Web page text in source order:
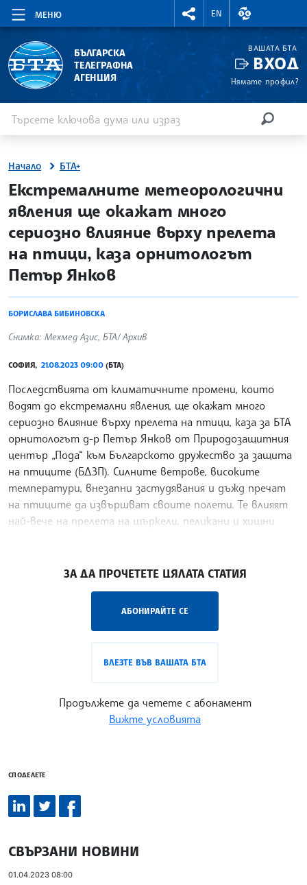
МЕНЮ
RIGHTMENU.SOCIAL
EN
ВАЛУТНИ
БЪЛГАРСКА
ТЕЛЕГРАФНА
АГЕНЦИЯ
ВАШАТА БТА
ВХОД
Нямате профил?
Начало БТА+
site.bta
Екстремалните метеорологични
явления ще окажат много
сериозно влияние върху прелета
на птици, каза орнитологът
Петър Янков
БОРИСЛАВА БИБИНОВСКА
Снимка: Мехмед Азис, БТА/ Архив
СОФИЯ, 21.08.2023 09:00 (БТА)
Последствията от климатичните промени, които
водят до екстремални явления, ще окажат много
сериозно влияние върху прелета на птици, каза за БТА
орнитологът д-р Петър Янков от Природозащитния
център „Пода“ към Българското дружество за защита
на птиците (БДЗП). Силните ветрове, високите
температури, внезапни застудявания и дъжд пречат
на птиците да извършват своите полети. Те влияят
най-вече на прелета на щъркели, пеликани и хищни
ЗА ДА ПРОЧЕТЕТЕ ЦЯЛАТА СТАТИЯ
АБОНИРАЙТЕ СЕ
ВЛЕЗТЕ ВЪВ ВАШАТА БТА
Продължете да четете с абонамент
Вижте условията
СПОДЕЛЕТЕ
СВЪРЗАНИ НОВИНИ
01.04.2023 08:00